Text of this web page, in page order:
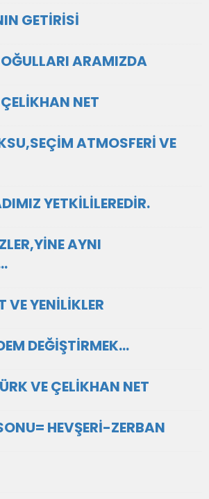
GETİRİSİ
ARAMIZDA
NET
ATMOSFERİ VE
YETKİLİLEREDİR.
AYNI
VE YENİLİKLER
DEĞİŞTİRMEK...
VE ÇELİKHAN NET
HEVŞERİ-ZERBAN